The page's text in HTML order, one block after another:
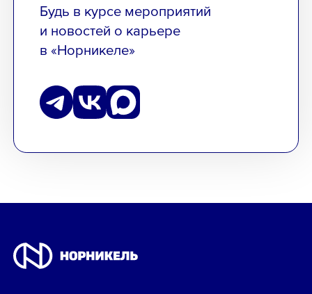
Будь в курсе мероприятий
и новостей о карьере
в «Норникеле»